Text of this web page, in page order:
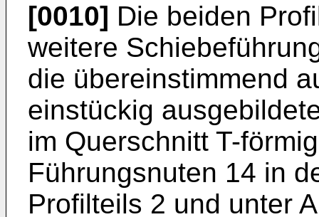
[0010] Die beiden
weitere
die übereinstimmend
einstückig
im Querschnitt T-
Führungsnuten 14 in
Profilteils 2 und unter